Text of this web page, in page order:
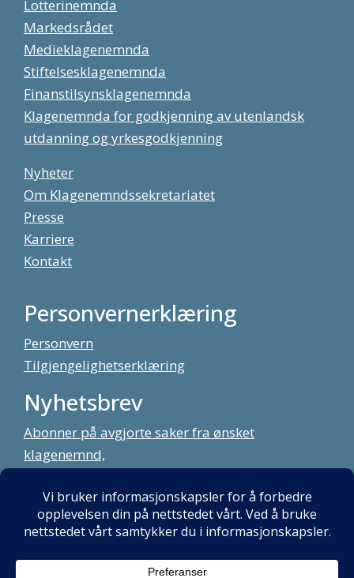
Lotterinemnda
Markedsrådet
Medieklagenemnda
Stiftelsesklagenemnda
Finanstilsynsklagenemnda
Klagenemnda for godkjenning av utenlandsk
utdanning og yrkesgodkjenning
Nyheter
Om Klagenemndssekretariatet
Presse
Karriere
Kontakt
Personvernerklæring
Personvern
Tilgjengelighetserklæring
Nyhetsbrev
Abonner på avgjorte saker fra ønsket
klagenemnd,